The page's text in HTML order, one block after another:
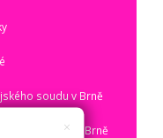
soudu v Brně
soudu v Brně
×